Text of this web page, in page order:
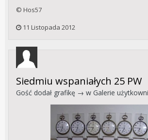
© Hos57
11 Listopada 2012
Siedmiu wspaniałych 25 PW
Gość dodał grafikę → w Galerie